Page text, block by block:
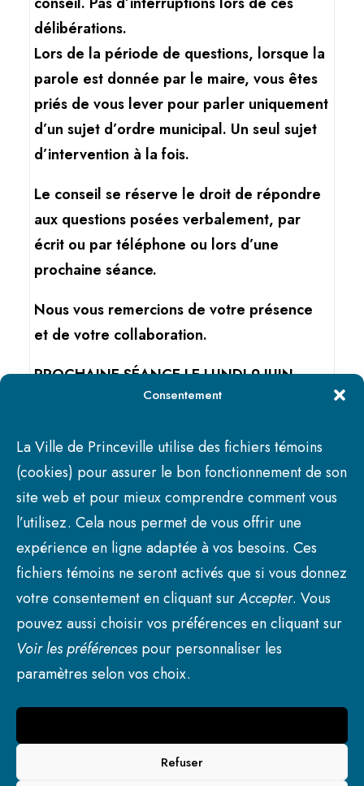
Consentement
La Ville de Princeville utilise des fichiers témoins
(cookies) pour assurer le bon fonctionnement de son
site web et pour mieux comprendre comment vous
l’utilisez. Cela nous permet de vous offrir une
expérience en ligne adaptée à vos besoins. Ces
fichiers témoins ne seront activés que si vous donnez
votre consentement en cliquant surAccepter. Vous
pouvez aussi choisir vos préférences en cliquant sur
Voir les préférences pour personnaliser les
paramètres selon vos choix.
Refuser
délibérations.
Lors de la période de questions, lorsque la
parole est donnée par le maire, vous êtes
priés de vous lever pour parler uniquement
d’un sujet d’ordre municipal. Un seul sujet
d’intervention à la fois.
Le conseil se réserve le droit de répondre
aux questions posées verbalement, par
écrit ou par téléphone ou lors d’une
prochaine séance.
Nous vous remercions de votre présence
et de votre collaboration.
PROCHAINE SÉANCE LE LUNDI 9 JUIN
© 2026 Ville de Princeville. | Tous droits réservés.